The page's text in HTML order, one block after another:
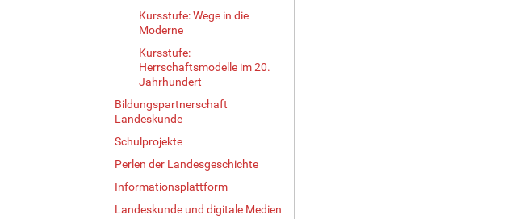
Kursstufe: Wege in die
Moderne
Kursstufe:
Herrschaftsmodelle im 20.
Jahrhundert
Bildungspartnerschaft
Landeskunde
Schulprojekte
Perlen der Landesgeschichte
Informationsplattform
Landeskunde und digitale Medien